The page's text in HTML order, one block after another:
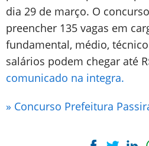
dia 29 de março. O
preencher 135 vagas em
fundamental, médio,
salários podem chegar até
comunicado na integra.
» Concurso Prefeitura